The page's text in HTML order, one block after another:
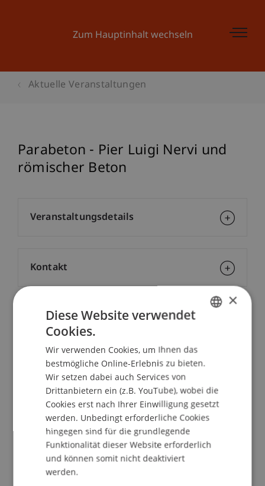
Zum Hauptinhalt wechseln
Aktuelle Veranstaltungen
Parabeton - Pier Luigi Nervi und
römischer Beton
School/Professur:
Studienverwaltung Bachelorstudiengang
Architektur
von Heinz Emigholz | DE 2012 | 100 min
PARABETON beginnt mit dem ersten, noch
existierenden Kuppelbau aus römischem Beton in
Baiae bei Neapel, erbaut im 1. Jahrhundert vor
Christi. Dann folgen in chronologischer Abfolge
siebzehn in Italien und Frankreich noch erhaltene
Bauwerke des italienischen Bauingenieurs Pier
Veranstaltungsdetails
Kontakt
×
Diese Website verwendet
Cookies.
Wir verwenden Cookies, um Ihnen das
bestmögliche Online-Erlebnis zu bieten.
Wir setzen dabei auch Services von
Drittanbietern ein (z.B. YouTube), wobei die
Cookies erst nach Ihrer Einwilligung gesetzt
werden. Unbedingt erforderliche Cookies
hingegen sind für die grundlegende
Funktionalität dieser Website erforderlich
und können somit nicht deaktiviert
werden.